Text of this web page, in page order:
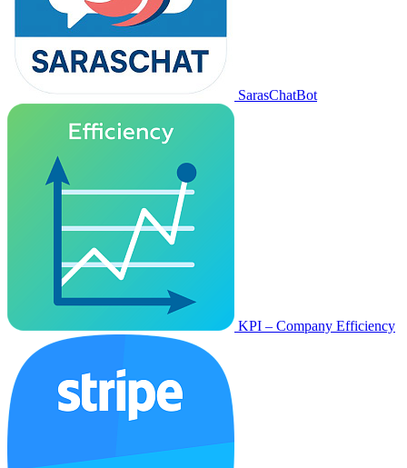
SarasChatBot
KPI – Company Efficiency